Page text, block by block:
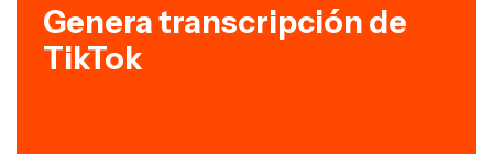
Genera transcripción de
TikTok